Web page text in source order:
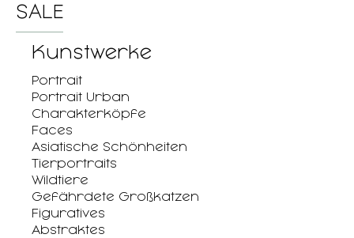
SALE
Kunstwerke
Portrait
Portrait Urban
Charakterköpfe
Faces
Asiatische Schönheiten
Tierportraits
Wildtiere
Gefährdete Großkatzen
Figuratives
Abstraktes